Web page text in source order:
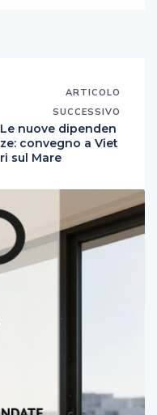
ARTICOLO
SUCCESSIVO
Le nuove dipenden
ze: convegno a Viet
ri sul Mare